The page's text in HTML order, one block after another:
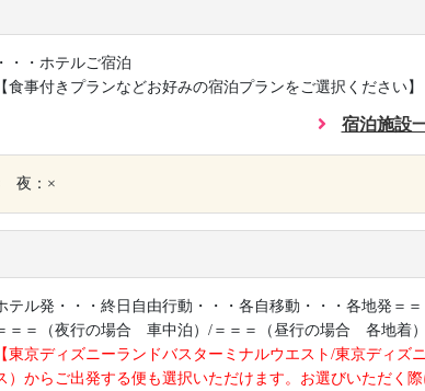
・・・ホテルご宿泊
【食事付きプランなどお好みの宿泊プランをご選択ください】
宿泊施設
夜：×
テル発・・・終日自由行動・・・各自移動・・・各地発＝
＝＝（夜行の場合 車中泊）/＝＝＝（昼行の場合 各地着）
【東京ディズニーランドバスターミナルウエスト/東京ディズ
）からご出発する便も選択いただけます。お選びいただく際